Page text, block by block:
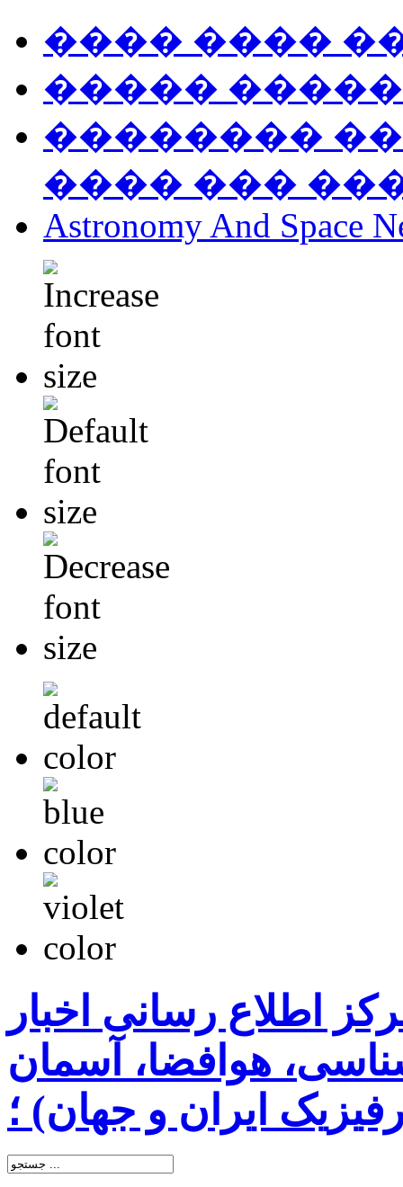
���� ����
�����
��������
���� ���
Astronomy And Space
اطلاع رسانی اخبار
هوافضا، آسمان
ایران و جهان) ؛